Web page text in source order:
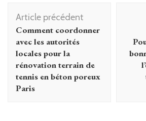
Navigation
d'article
Article précédent
Comment coordonner
avec les autorités
locales pour la
rénovation terrain de
tennis en béton poreux
Paris